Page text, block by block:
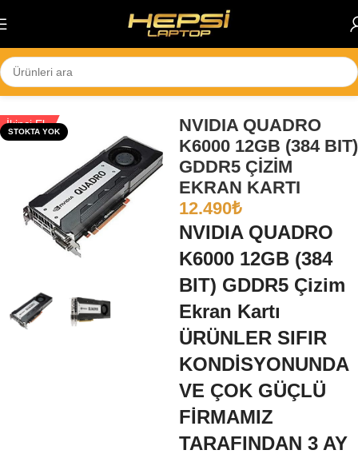
Skip to navigation
Ana Sayfa/2. El
STOKTA YOK
İkinci El
NVIDIA QUADRO
K6000 12GB (384 BIT)
GDDR5 ÇİZİM
EKRAN KARTI
12.490₺
NVIDIA QUADRO
K6000 12GB (384
BIT) GDDR5 Çizim
Ekran Kartı
ÜRÜNLER SIFIR
KONDİSYONUNDA
VE ÇOK GÜÇLÜ
FİRMAMIZ
TARAFINDAN 3 AY